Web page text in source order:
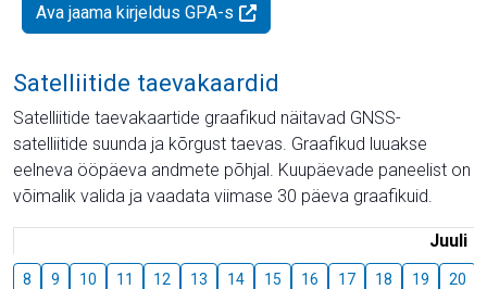
Ava jaama kirjeldus GPA-s
Satelliitide taevakaardid
Satelliitide taevakaartide graafikud näitavad GNSS-
satelliitide suunda ja kõrgust taevas. Graafikud luuakse
eelneva ööpäeva andmete põhjal. Kuupäevade paneelist on
võimalik valida ja vaadata viimase 30 päeva graafikuid.
Juuli
8 9 10 11 12 13 14 15 16 17 18 19 20